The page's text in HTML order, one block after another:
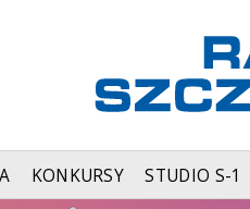
KONKURSY STUDIO S-1